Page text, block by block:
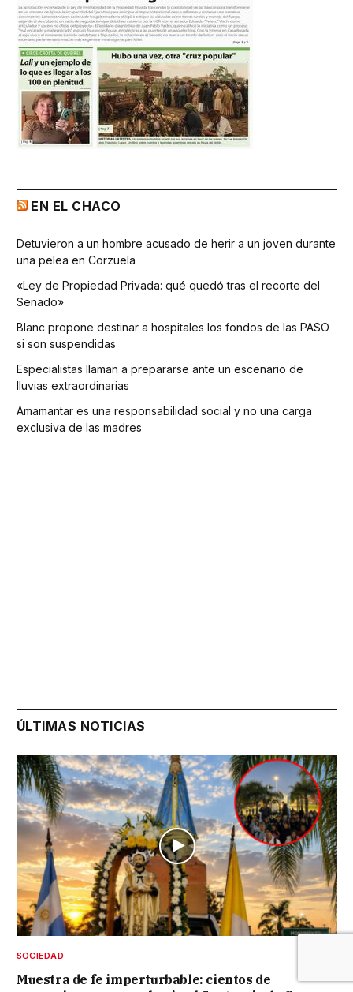
EN EL CHACO
Detuvieron a un hombre acusado de herir a un joven durante
una pelea en Corzuela
«Ley de Propiedad Privada: qué quedó tras el recorte del
Senado»
Blanc propone destinar a hospitales los fondos de las PASO
si son suspendidas
Especialistas llaman a prepararse ante un escenario de
lluvias extraordinarias
Amamantar es una responsabilidad social y no una carga
exclusiva de las madres
ÚLTIMAS NOTICIAS
SOCIEDAD
Muestra de fe imperturbable: cientos de